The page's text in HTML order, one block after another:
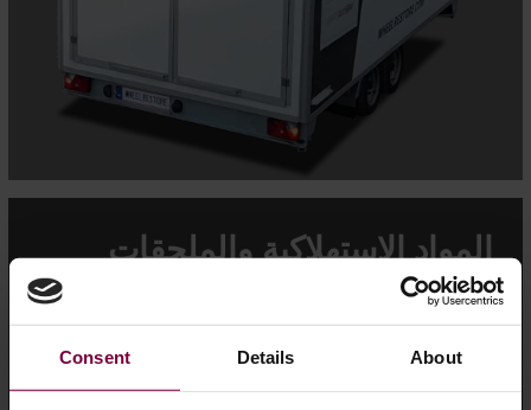
Consent Details About
المواد الاستهلاكية والملحقات
استكشف المواد الاستهلاكية والملحقات الخاصة بأنظمة طلاء